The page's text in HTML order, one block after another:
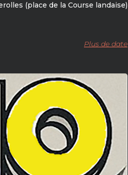
(place de la Course landaise)
Plus de date